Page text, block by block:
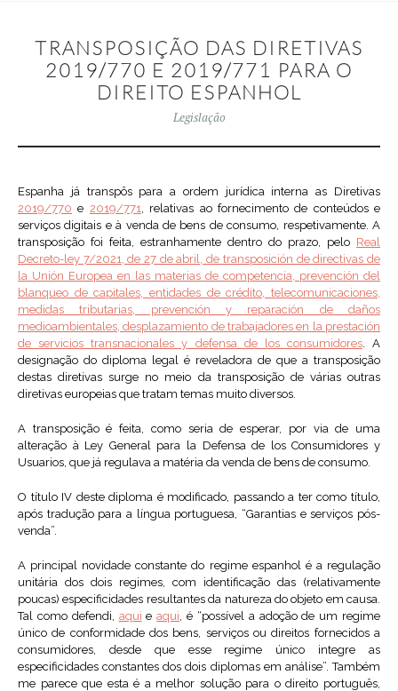
TRANSPOSIÇÃO DAS DIRETIVAS
2019/770 E 2019/771 PARA O
DIREITO ESPANHOL
Legislação
Espanha já transpôs para a ordem jurídica interna as Diretivas
2019/770 e 2019/771, relativas ao fornecimento de conteúdos e
serviços digitais e à venda de bens de consumo, respetivamente. A
transposição foi feita, estranhamente dentro do prazo, pelo Real
Decreto-ley 7/2021, de 27 de abril, de transposición de directivas de
la Unión Europea en las materias de competencia, prevención del
blanqueo de capitales, entidades de crédito, telecomunicaciones,
medidas tributarias, prevención y reparación de daños
medioambientales, desplazamiento de trabajadores en la prestación
de servicios transnacionales y defensa de los consumidores. A
designação do diploma legal é reveladora de que a transposição
destas diretivas surge no meio da transposição de várias outras
diretivas europeias que tratam temas muito diversos.
A transposição é feita, como seria de esperar, por via de uma
alteração à Ley General para la Defensa de los Consumidores y
Usuarios, que já regulava a matéria da venda de bens de consumo.
O título IV deste diploma é modificado, passando a ter como título,
após tradução para a língua portuguesa, “Garantias e serviços pós-
venda”.
A principal novidade constante do regime espanhol é a regulação
unitária dos dois regimes, com identificação das (relativamente
poucas) especificidades resultantes da natureza do objeto em causa.
Tal como defendi, aqui eaqui, é “possível a adoção de um regime
único de conformidade dos bens, serviços ou direitos fornecidos a
consumidores, desde que esse regime único integre as
especificidades constantes dos dois diplomas em análise”. Também
me parece que esta é a melhor solução para o direito português,